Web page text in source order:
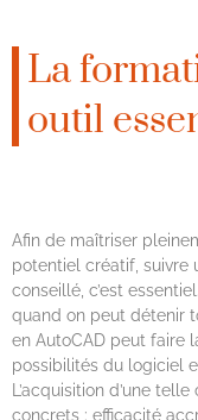
La
outil
Afin de maîtriser
potentiel créatif, suivre
conseillé, c’est
quand on peut détenir
en AutoCAD peut faire
possibilités du logiciel
L’acquisition d’une
concrets : efficacité